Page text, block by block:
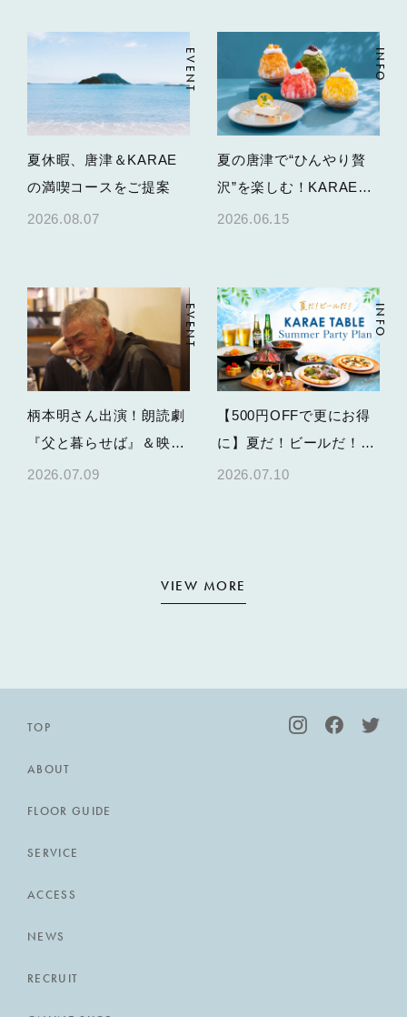
夏休暇、唐津＆KARAE
の満喫コースをご提案
2026.08.07
EVENT
夏の唐津で“ひんやり贅
沢”を楽しむ！KARAE
TABLEかき氷＆限定スイ
2026.06.15
INFO
柄本明さん出演！朗読劇
『父と暮らせば』＆映画
特別上映の開催決定
2026.07.09
EVENT
【500円OFFで更にお得
に】夏だ！ビールだ！
KARAE TABLEで乾杯す
2026.07.10
INFO
VIEW MORE
TOP
ABOUT
FLOOR GUIDE
SERVICE
ACCESS
NEWS
RECRUIT